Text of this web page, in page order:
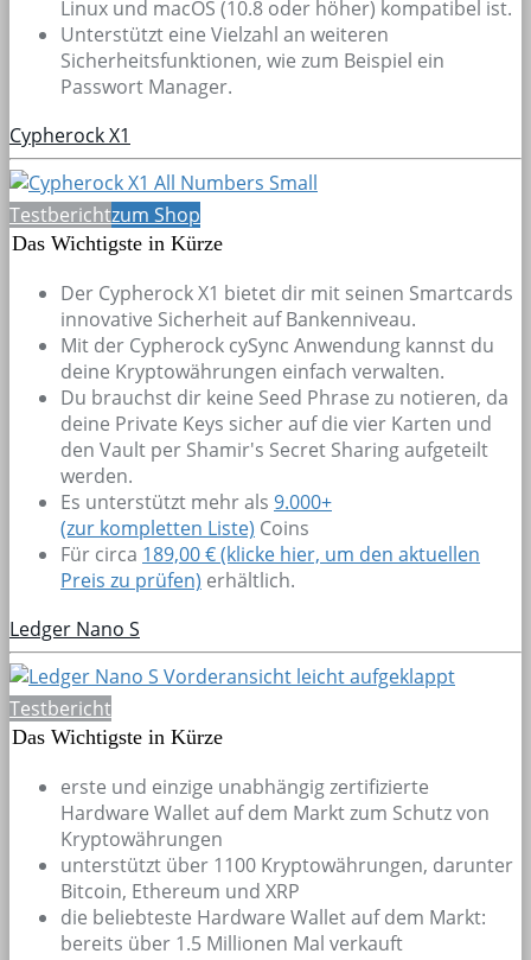
Linux und macOS (10.8 oder höher) kompatibel ist.
Unterstützt eine Vielzahl an weiteren
Sicherheitsfunktionen, wie zum Beispiel ein
Passwort Manager.
Cypherock X1
Testberichtzum Shop
Das Wichtigste in Kürze
Der Cypherock X1 bietet dir mit seinen Smartcards
innovative Sicherheit auf Bankenniveau.
Mit der Cypherock cySync Anwendung kannst du
deine Kryptowährungen einfach verwalten.
Du brauchst dir keine Seed Phrase zu notieren, da
deine Private Keys sicher auf die vier Karten und
den Vault per Shamir's Secret Sharing aufgeteilt
werden.
Es unterstützt mehr als 9.000+
(zur kompletten Liste) Coins
Für circa 189,00 € (klicke hier, um den aktuellen
Preis zu prüfen) erhältlich.
Ledger Nano S
Testbericht
Das Wichtigste in Kürze
erste und einzige unabhängig zertifizierte
Hardware Wallet auf dem Markt zum Schutz von
Kryptowährungen
unterstützt über 1100 Kryptowährungen, darunter
Bitcoin, Ethereum und XRP
die beliebteste Hardware Wallet auf dem Markt:
bereits über 1.5 Millionen Mal verkauft